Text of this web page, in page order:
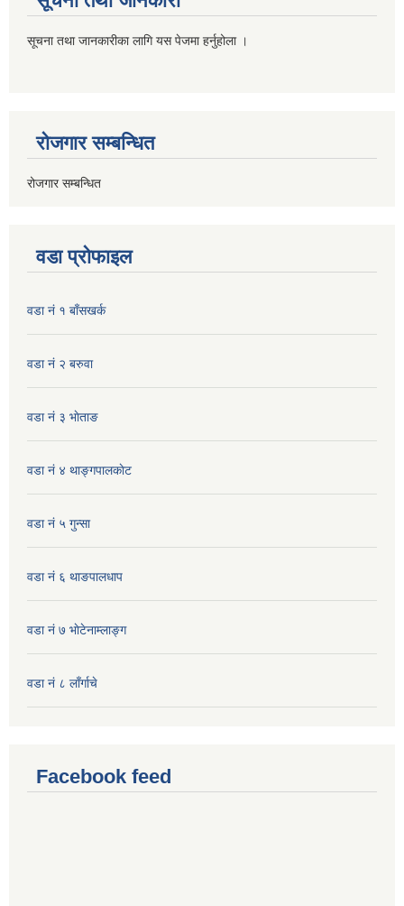
सूचना तथा जानकारीका लागि यस पेजमा हर्नुहोला ।
रोजगार सम्बन्धित
रोजगार सम्बन्धित
वडा प्रोफाइल
वडा नं १ बाँसखर्क
वडा नं २ बरुवा
वडा नं ३ भाेताङ
वडा नं ४ थाङ्गपालकाेट
वडा नं ५ गुन्सा
वडा नं ६ थाङपालधाप
वडा नं ७ भाेटेनाम्लाङ्ग
वडा नं ८ लाँर्गाचे
Facebook feed